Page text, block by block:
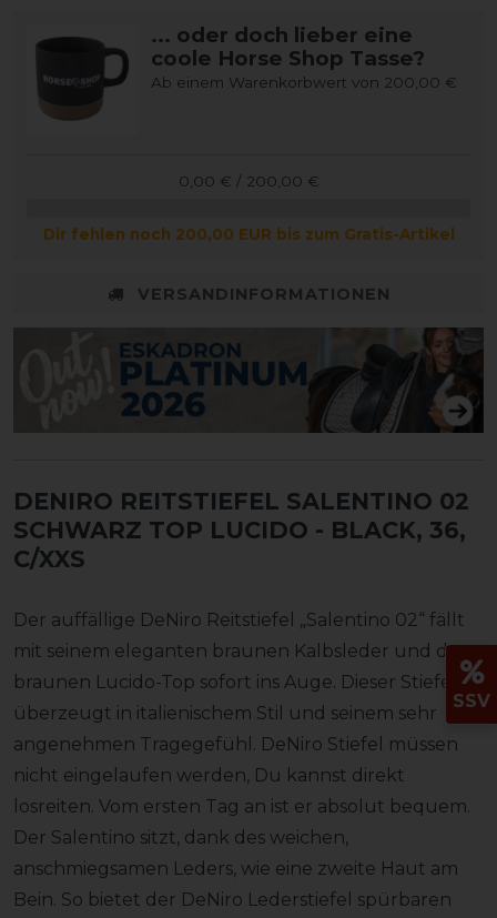
... oder doch lieber eine
coole Horse Shop Tasse?
Ab einem Warenkorbwert von 200,00 €
0,00 € / 200,00 €
Dir fehlen noch 200,00 EUR bis zum Gratis-Artikel
VERSANDINFORMATIONEN
DENIRO REITSTIEFEL SALENTINO 02
SCHWARZ TOP LUCIDO - BLACK, 36,
C/XXS
Der auffällige DeNiro Reitstiefel „Salentino 02“ fällt
mit seinem eleganten braunen Kalbsleder und dem
braunen Lucido-Top sofort ins Auge. Dieser Stiefel
überzeugt in italienischem Stil und seinem sehr
angenehmen Tragegefühl. DeNiro Stiefel müssen
nicht eingelaufen werden, Du kannst direkt
losreiten. Vom ersten Tag an ist er absolut bequem.
Der Salentino sitzt, dank des weichen,
anschmiegsamen Leders, wie eine zweite Haut am
Bein. So bietet der DeNiro Lederstiefel spürbaren
SSV